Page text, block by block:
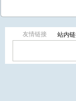
友情链接
站内